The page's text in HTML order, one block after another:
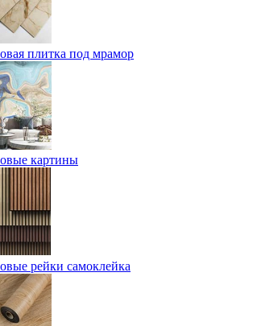
плитка под мрамор
картины
рейки самоклейка